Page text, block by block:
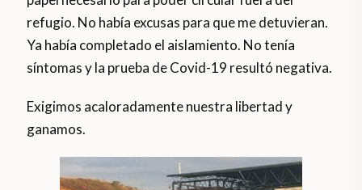
refugio. No había excusas para que me detuvieran.
Ya había completado el aislamiento. No tenía
síntomas y la prueba de Covid-19 resultó negativa.
Exigimos acaloradamente nuestra libertad y
ganamos.